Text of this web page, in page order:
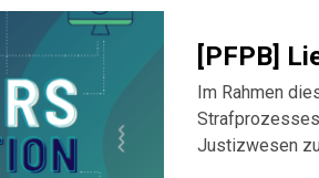
[PFPB]
Im Rahmen
Justizwesen